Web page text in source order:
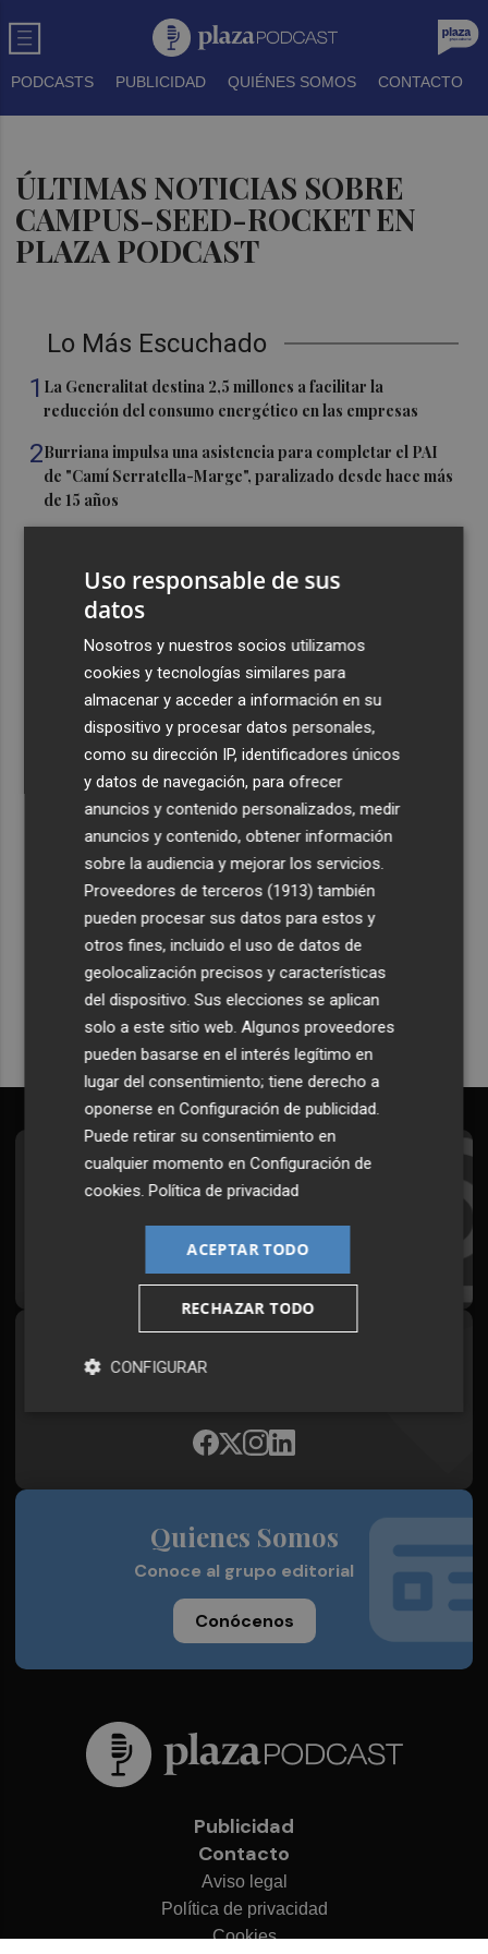
PODCASTS PUBLICIDAD QUIÉNES SOMOS CONTACTO
ÚLTIMAS NOTICIAS SOBRE
CAMPUS-SEED-ROCKET EN
PLAZA PODCAST
Lo Más Escuchado
1 La Generalitat destina 2,5 millones a facilitar la
reducción del consumo energético en las empresas
2Burriana impulsa una asistencia para completar el PAI
de "Camí Serratella-Marge", paralizado desde hace más
de 15 años
euros de Carrasco"
obras de reforma de la tenencia de alcaldía sur
Castelló acelera el montaje de la infraestructura en las
playas y el Planetari del eclipse para convertirlo en "un
evento histórico"
Recibe toda la actualidad de
Plaza Podcast en tu correo
Quiero suscribirme
Suscríbete al Boletín
¡Quiero suscribirme!
Síguenos en redes
Quienes Somos
Conoce al grupo editorial
Conócenos
Publicidad
Contacto
Aviso legal
Política de privacidad
Cookies
Uso responsable de sus
datos
Nosotros y nuestros socios utilizamos
cookies y tecnologías similares para
almacenar y acceder a información en su
dispositivo y procesar datos personales,
como su dirección IP, identificadores únicos
y datos de navegación, para ofrecer
anuncios y contenido personalizados, medir
anuncios y contenido, obtener información
sobre la audiencia y mejorar los servicios.
Proveedores de terceros (1913) también
pueden procesar sus datos para estos y
otros fines, incluido el uso de datos de
geolocalización precisos y características
del dispositivo. Sus elecciones se aplican
solo a este sitio web. Algunos proveedores
pueden basarse en el interés legítimo en
lugar del consentimiento; tiene derecho a
oponerse enConfiguración de publicidad.
Puede retirar su consentimiento en
cualquier momento enConfiguración de
cookies.Política de privacidad
ACEPTAR TODO
RECHAZAR TODO
CONFIGURAR